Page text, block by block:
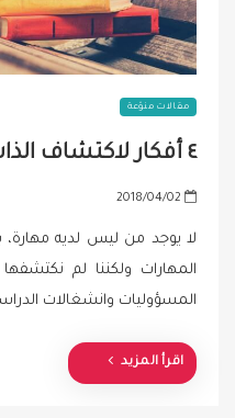
مقالات منوّعة
٤ أفكار لاكتشاف الذات
P
s
t
e
o
n
2018/04/02
لا يوجد من ليس لديه
المهارات ولكننا لم
المسؤوليات وانشغالات
اقرأ المزيد